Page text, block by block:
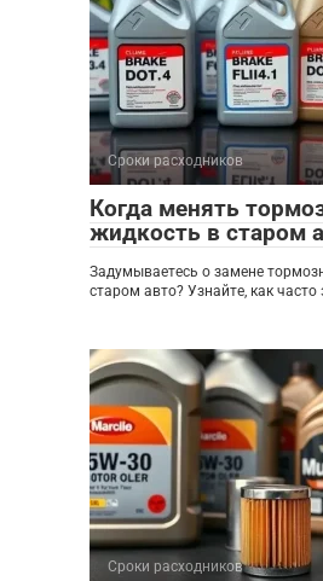
Сроки расходников
Когда менять
жидкость в старом
Задумываетесь о замене
старом авто? Узнайте, как часто
Сроки расходников